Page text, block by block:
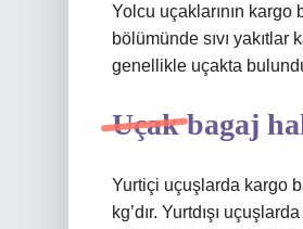
Yolcu uçaklarının kargo
bölümünde sıvı
genellikle uçakta
Uçak bagaj
Yurtiçi uçuşlarda kargo
kg’dır. Yurtdışı